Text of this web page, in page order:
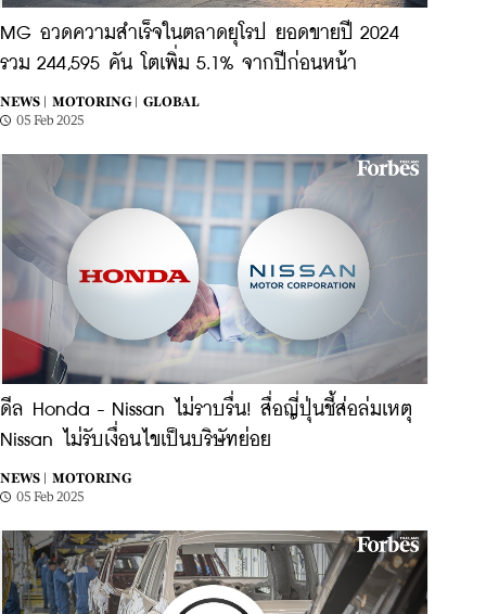
MG อวดความสำเร็จในตลาดยุโรป ยอดขายปี 2024
รวม 244,595 คัน โตเพิ่ม 5.1% จากปีก่อนหน้า
NEWS | MOTORING |
GLOBAL
05 Feb 2025
ดีล Honda - Nissan ไม่ราบรื่น! สื่อญี่ปุ่นชี้ส่อล่มเหตุ
Nissan ไม่รับเงื่อนไขเป็นบริษัทย่อย
NEWS |
MOTORING
05 Feb 2025